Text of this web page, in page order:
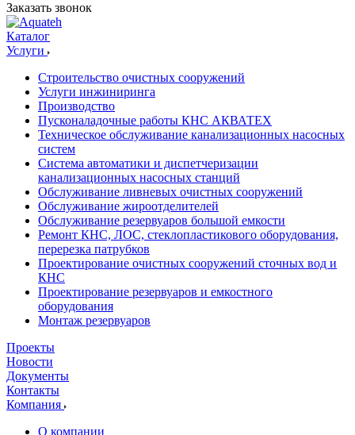
Заказать звонок
Каталог
Услуги
Строительство очистных сооружений
Услуги инжиниринга
Производство
Пусконаладочные работы КНС АКВАТЕХ
Техническое обслуживание канализационных насосных
систем
Система автоматики и диспетчеризации
канализационных насосных станций
Обслуживание ливневых очистных сооружений
Обслуживание жироотделителей
Обслуживание резервуаров большой емкости
Ремонт КНС, ЛОС, стеклопластикового оборудования,
перерезка патрубков
Проектирование очистных сооружений сточных вод и
КНС
Проектирование резервуаров и емкостного
оборудования
Монтаж резервуаров
Проекты
Новости
Документы
Контакты
Компания
О компании